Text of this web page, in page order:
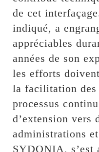
de cet
indiqué, a
appréciables
années de son
les efforts
la facilitation des
processus
d’extension vers
administrations
SYDONIA, s’est